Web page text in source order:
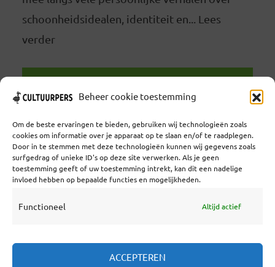
Beheer cookie toestemming
Om de beste ervaringen te bieden, gebruiken wij technologieën zoals
cookies om informatie over je apparaat op te slaan en/of te raadplegen.
Door in te stemmen met deze technologieën kunnen wij gegevens zoals
surfgedrag of unieke ID's op deze site verwerken. Als je geen
toestemming geeft of uw toestemming intrekt, kan dit een nadelige
invloed hebben op bepaalde functies en mogelijkheden.
Functioneel Altijd actief
ACCEPTEREN
schoonheidsidealen, identiteit en... Lees
verder
Coöperatief Cultureel Persbureau U.A. | Salzburg 29 |
3524KS Utrecht | KvK: 55573592 |Btw: